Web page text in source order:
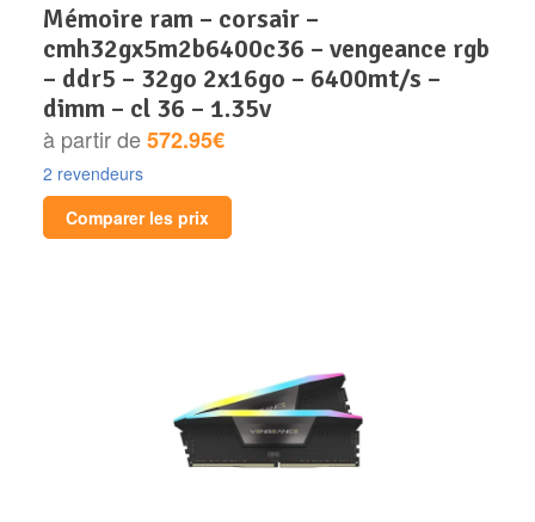
mémoire ram – corsair –
cmh32gx5m2b6400c36 – vengeance rgb
– ddr5 – 32go 2x16go – 6400mt/s –
dimm – cl 36 – 1.35v
à partir de572.95€
2 revendeurs
Comparer les prix